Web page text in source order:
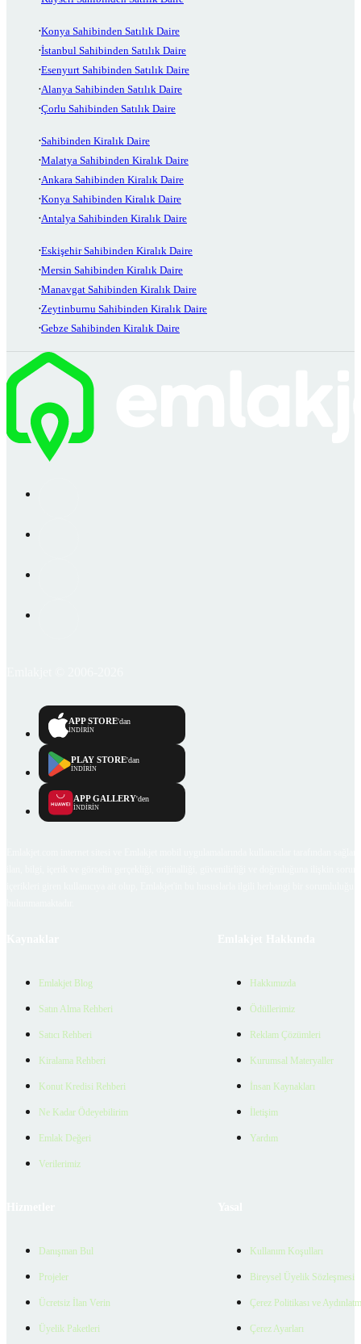
Konya Sahibinden Satılık Daire
İstanbul Sahibinden Satılık Daire
Esenyurt Sahibinden Satılık Daire
Alanya Sahibinden Satılık Daire
Çorlu Sahibinden Satılık Daire
Sahibinden Kiralık Daire
Malatya Sahibinden Kiralık Daire
Ankara Sahibinden Kiralık Daire
Konya Sahibinden Kiralık Daire
Antalya Sahibinden Kiralık Daire
Eskişehir Sahibinden Kiralık Daire
Mersin Sahibinden Kiralık Daire
Manavgat Sahibinden Kiralık Daire
Zeytinburnu Sahibinden Kiralık Daire
Gebze Sahibinden Kiralık Daire
APP STORE'dan
İNDİRİN
PLAY STORE'dan
İNDİRİN
APP GALLERY'den
İNDİRİN
Emlakjet Blog
Satın Alma Rehberi
Satıcı Rehberi
Kiralama Rehberi
Konut Kredisi Rehberi
Ne Kadar Ödeyebilirim
Emlak Değeri
Verilerimiz
Hakkımızda
Ödüllerimiz
Reklam Çözümleri
Kurumsal Materyaller
İnsan Kaynakları
İletişim
Yardım
Danışman Bul
Projeler
Ücretsiz İlan Verin
Üyelik Paketleri
Kullanım Koşulları
Bireysel Üyelik Sözleşmesi
Çerez Politikası ve
Çerez Ayarları